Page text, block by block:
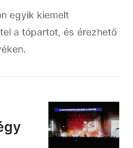
egyik kiemelt
a tópartot, és érezhető